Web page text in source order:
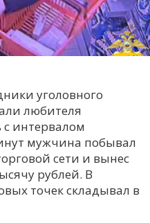
У
Х
уголовного
любителя
с интервалом
мужчина побывал
сети и вынес
рублей. В
точек складывал в